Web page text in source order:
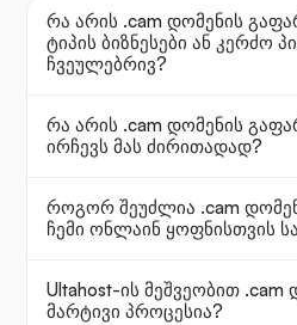
რა არის .cam დომენის
ტიპის ბიზნესები ან კერძო
ჩვეულებრივ?
რა არის .cam დომენის
ირჩევს მას ძირითადად?
როგორ შეუძლია .cam
ჩემი ონლაინ ყოფნისთვის
Ultahost-ის მეშვეობით .cam
მარტივი პროცესია?